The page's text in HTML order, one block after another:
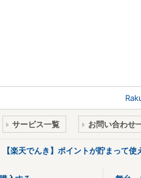
サービス一覧 お問い合わせ
【楽天でんき】ポイントが貯まって使